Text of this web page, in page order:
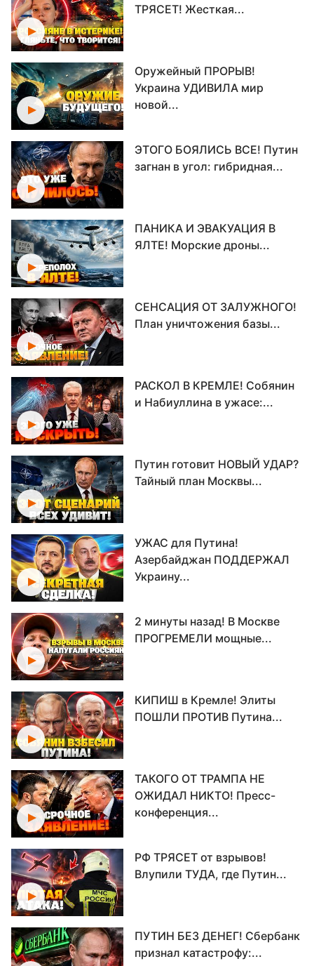
ТРЯСЕТ! Жесткая...
Оружейный ПРОРЫВ!
Украина УДИВИЛА мир
новой...
ЭТОГО БОЯЛИСЬ ВСЕ! Путин
загнан в угол: гибридная...
ПАНИКА И ЭВАКУАЦИЯ В
ЯЛТЕ! Морские дроны...
СЕНСАЦИЯ ОТ ЗАЛУЖНОГО!
План уничтожения базы...
РАСКОЛ В КРЕМЛЕ! Собянин
и Набиуллина в ужасе:...
Путин готовит НОВЫЙ УДАР?
Тайный план Москвы...
УЖАС для Путина!
Азербайджан ПОДДЕРЖАЛ
Украину...
2 минуты назад! В Москве
ПРОГРЕМЕЛИ мощные...
КИПИШ в Кремле! Элиты
ПОШЛИ ПРОТИВ Путина...
ТАКОГО ОТ ТРАМПА НЕ
ОЖИДАЛ НИКТО! Пресс-
конференция...
РФ ТРЯСЕТ от взрывов!
Влупили ТУДА, где Путин...
ПУТИН БЕЗ ДЕНЕГ! Сбербанк
признал катастрофу:...